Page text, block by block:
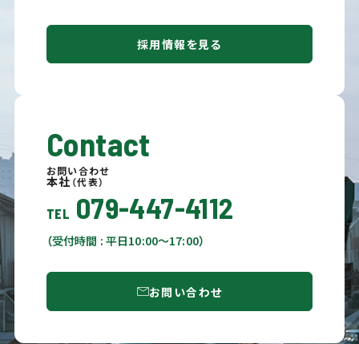
採用情報を見る
Contact
お問い合わせ
本社 （代表）
TEL 079-447-4112
（受付時間 : 平日10:00〜17:00）
お問い合わせ